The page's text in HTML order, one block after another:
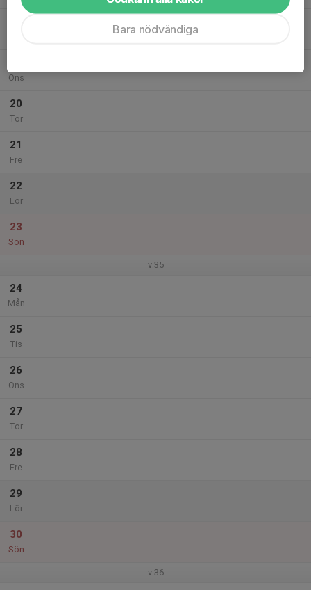
Ons
20
Tor
21
Fre
22
Lör
23
Sön
v.35
24
Mån
25
Tis
26
Ons
27
Tor
28
Fre
29
Lör
30
Sön
v.36
Bara nödvändiga